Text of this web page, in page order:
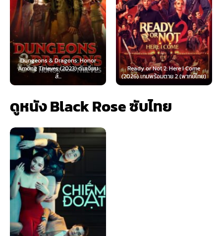
Honor
ดันเจียน
Ready or Not 2: Here I Come
(2026) เกมพร้อมตาย 2 (พากย์ไทย)
Now You See Me:
(2025) อาชญากล
ดูหนัง Black Rose ซับไทย